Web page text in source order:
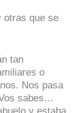
otras que se
tan
o
Nos pasa
sabes…